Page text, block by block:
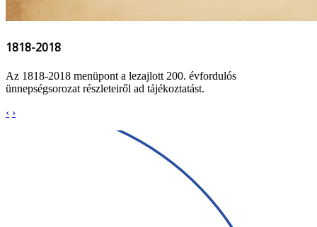
1818-2018
Az 1818-2018 menüpont a lezajlott 200. évfordulós
ünnepségsorozat részleteiről ad tájékoztatást.
‹ ›